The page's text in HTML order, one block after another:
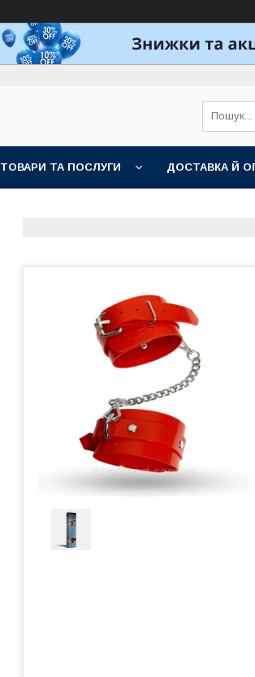
ТОВАРИ ТА ПОСЛУГИ ДОСТАВКА Й